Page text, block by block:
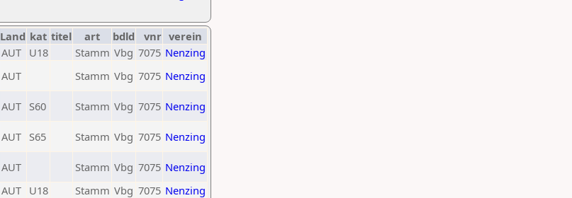
Land kat titel art bdld vnr verein
AUT U18 Stamm Vbg 7075 Nenzing
AUT Stamm Vbg 7075 Nenzing
AUT S60 Stamm Vbg 7075 Nenzing
AUT S65 Stamm Vbg 7075 Nenzing
AUT Stamm Vbg 7075 Nenzing
AUT U18 Stamm Vbg 7075 Nenzing